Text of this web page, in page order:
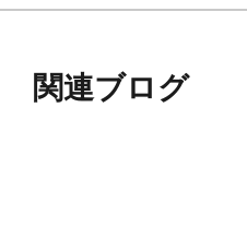
ます。また撮影
関連ブログ